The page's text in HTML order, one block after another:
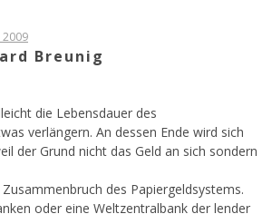
2009
Breunig
die Lebensdauer des
verlängern. An dessen Ende wird sich
der Grund nicht das Geld an sich sondern
des Papiergeldsystems.
oder eine Weltzentralbank der lender